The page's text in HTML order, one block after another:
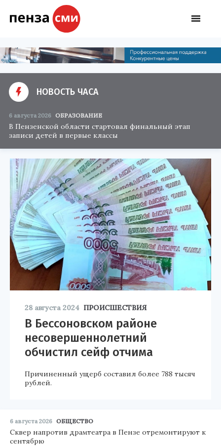
НОВОСТЬ ЧАСА
6 августа 2026 ОБРАЗОВАНИЕ
В Пензенской области стартовал финальный этап
записи детей в первые классы
28 августа 2024 ПРОИСШЕСТВИЯ
В Бессоновском районе
несовершеннолетний
обчистил сейф отчима
Причиненный ущерб составил более 788 тысяч
рублей.
6 августа 2026 ОБЩЕСТВО
Сквер напротив драмтеатра в Пензе отремонтируют к
сентябрю